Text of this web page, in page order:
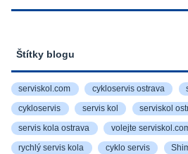
Štítky blogu
serviskol.com cykloservis ostrava
cykloservis servis kol serviskol
servis kola ostrava volejte
rychlý servis kola cyklo servis